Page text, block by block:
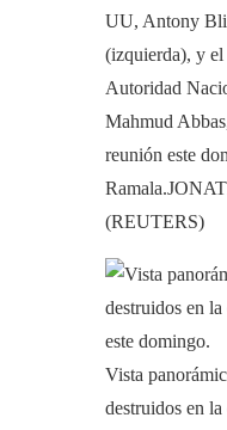
UU, Antony
(izquierda), y el
Autoridad
Mahmud
reunión este
Ramala.
(REUTERS)
Vista
destruidos en